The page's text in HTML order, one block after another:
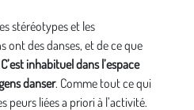
stéréotypes et les
ont des danses, et de ce que
C’est inhabituel dans l’espace
danser. Comme tout ce qui
peurs liées a priori à l’activité.